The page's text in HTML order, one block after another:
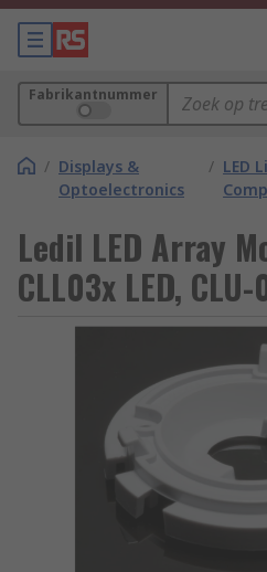
Fabrikantnummer
/ Displays &
Optoelectronics
/ LED
Ledil LED Array
CLL03x LED,